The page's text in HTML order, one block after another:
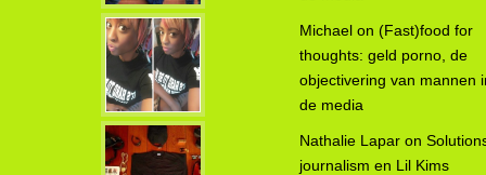
Michael on (Fast)food for
thoughts: geld porno, de
objectivering van mannen
de media
Nathalie Lapar on
journalism en Lil Kims